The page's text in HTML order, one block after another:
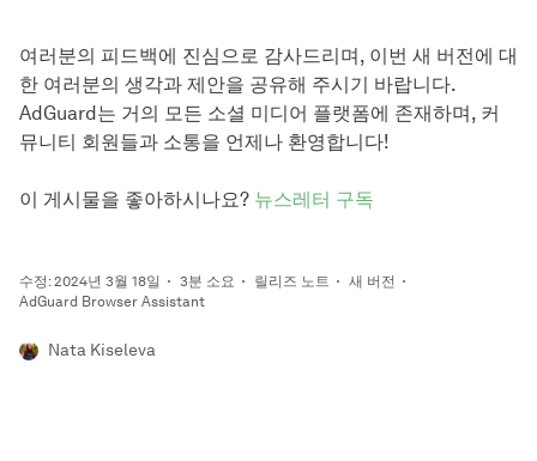
여러분의 피드백에 진심으로 감사드리며, 이번 새 버전에 대
한 여러분의 생각과 제안을 공유해 주시기 바랍니다.
AdGuard는 거의 모든 소셜 미디어 플랫폼에 존재하며, 커
뮤니티 회원들과 소통을 언제나 환영합니다!
이 게시물을 좋아하시나요? 뉴스레터 구독
수정: 2024년 3월 18일 3분 소요 릴리즈 노트
새 버전
AdGuard Browser Assistant
Nata Kiseleva